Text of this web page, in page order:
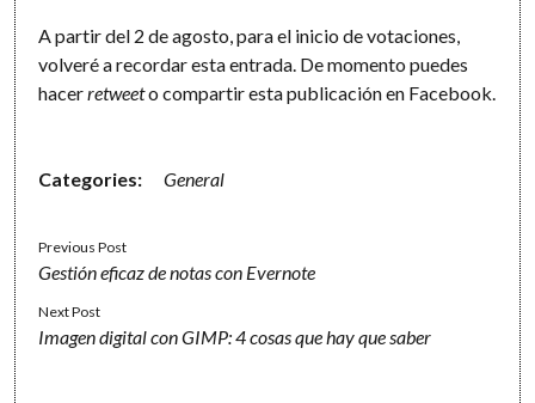
A partir del 2 de agosto, para el inicio de votaciones,
volveré a recordar esta entrada. De momento puedes
hacerretweeto compartir esta publicación en Facebook.
Categories: General
Previous Post
Gestión eficaz de notas con Evernote
Next Post
Imagen digital con GIMP: 4 cosas que hay que saber